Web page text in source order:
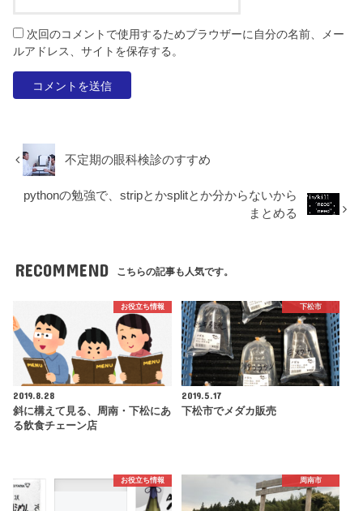
次回のコメントで使用するためブラウザーに自分の名前、メー
ルアドレス、サイトを保存する。
不定期の眼科検診のすすめ
pythonの勉強で、stripとかsplitとか分からないから
まとめる
RECOMMEND こちらの記事も人気です。
お役立ち情報
2019.8.28
斜に構えて見る、周南・下松にあ
る飲食チェーン店
下松市
2019.5.17
下松市でメダカ販売
お役立ち情報 周南市